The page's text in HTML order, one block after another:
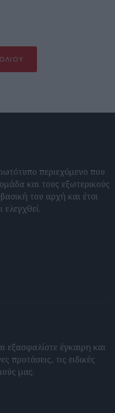
περιεχόμενο που
και τους εξωτερικούς
του αρχή και έτσι
ελεγχθεί.
έγκαιρη και
προτάσεις, τις ειδικές
μας.